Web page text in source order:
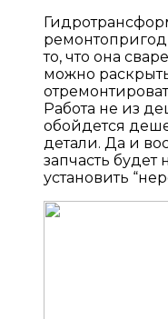
то, что она
можно
Работа не из
обойдется
детали. Да и
запчасть
установить